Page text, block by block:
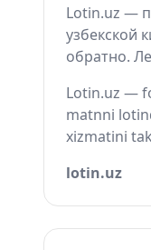
Lotin.uz —
узбекской
обратно.
Lotin.uz —
matnni
xizmatini
lotin.uz